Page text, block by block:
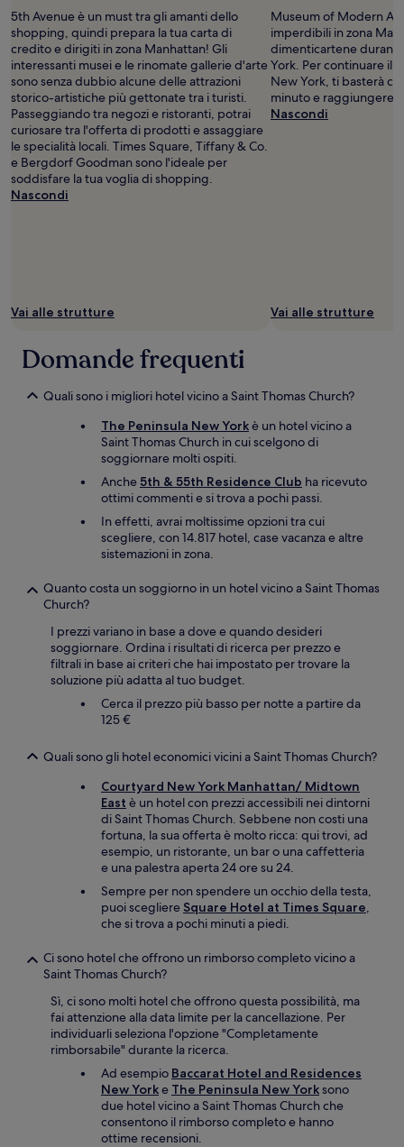
5th Avenue è un must tra gli amanti dello
shopping, quindi prepara la tua carta di
credito e dirigiti in zona Manhattan! Gli
interessanti musei e le rinomate gallerie d'arte
sono senza dubbio alcune delle attrazioni
storico-artistiche più gettonate tra i turisti.
Passeggiando tra negozi e ristoranti, potrai
curiosare tra l'offerta di prodotti e assaggiare
le specialità locali. Times Square, Tiffany & Co.
e Bergdorf Goodman sono l'ideale per
soddisfare la tua voglia di shopping.
Nascondi
Vai alle strutture
Museum of Modern
imperdibili in zona
dimenticartene
York. Per continuare il
New York, ti basterà
minuto e raggiungere
Nascondi
Vai alle strutture
Domande frequenti
Quali sono i migliori hotel vicino a Saint Thomas Church?
The Peninsula New Yorkè un hotel vicino a
Saint Thomas Church in cui scelgono di
soggiornare molti ospiti.
Anche 5th & 55th Residence Club ha ricevuto
ottimi commenti e si trova a pochi passi.
In effetti, avrai moltissime opzioni tra cui
scegliere, con 14.817 hotel, case vacanza e altre
sistemazioni in zona.
Quanto costa un soggiorno in un hotel vicino a Saint Thomas
Church?
I prezzi variano in base a dove e quando desideri
soggiornare. Ordina i risultati di ricerca per prezzo e
filtrali in base ai criteri che hai impostato per trovare la
soluzione più adatta al tuo budget.
Cerca il prezzo più basso per notte a partire da
125 €
Quali sono gli hotel economici vicini a Saint Thomas Church?
Courtyard New York Manhattan/ Midtown
East è un hotel con prezzi accessibili nei dintorni
di Saint Thomas Church. Sebbene non costi una
fortuna, la sua offerta è molto ricca: qui trovi, ad
esempio, un ristorante, un bar o una caffetteria
e una palestra aperta 24 ore su 24.
Sempre per non spendere un occhio della testa,
puoi scegliere Square Hotel at Times Square,
che si trova a pochi minuti a piedi.
Ci sono hotel che offrono un rimborso completo vicino a
Saint Thomas Church?
Sì, ci sono molti hotel che offrono questa possibilità, ma
fai attenzione alla data limite per la cancellazione. Per
individuarli seleziona l'opzione "Completamente
rimborsabile" durante la ricerca.
Ad esempio Baccarat Hotel and Residences
New Yorke The Peninsula New Yorksono
due hotel vicino a Saint Thomas Church che
consentono il rimborso completo e hanno
ottime recensioni.